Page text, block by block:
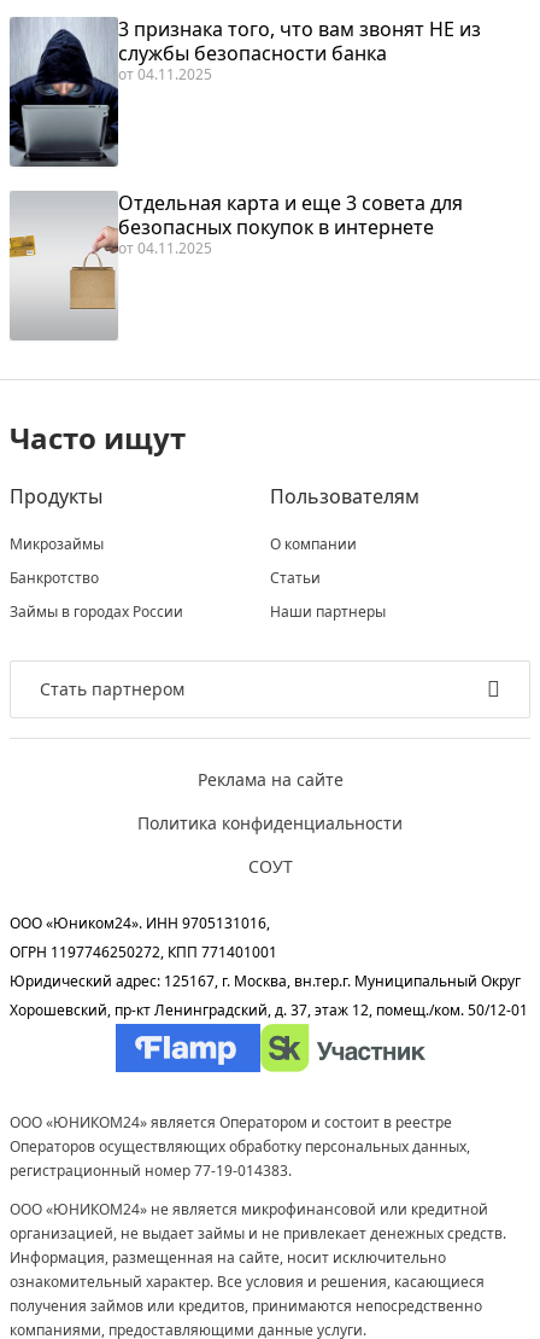
3 признака того, что вам звонят НЕ из
службы безопасности банка
от04.11.2025
Отдельная карта и еще 3 совета для
безопасных покупок в интернете
от04.11.2025
Часто ищут
Продукты
Микрозаймы
Банкротство
Займы в городах России
Пользователям
О компании
Статьи
Наши партнеры
Стать партнером
Реклама на сайте
Политика конфиденциальности
СОУТ
ООО «Юником24». ИНН 9705131016,
ОГРН 1197746250272, КПП 771401001
Юридический адрес: 125167, г. Москва, вн.тер.г. Муниципальный Округ
Хорошевский, пр-кт Ленинградский, д. 37, этаж 12, помещ./ком. 50/12-01
ООО «ЮНИКОМ24» является Оператором и состоит в реестре
Операторов осуществляющих обработку персональных данных,
регистрационный номер 77-19-014383.
ООО «ЮНИКОМ24» не является микрофинансовой или кредитной
организацией, не выдает займы и не привлекает денежных средств.
Информация, размещенная на сайте, носит исключительно
ознакомительный характер. Все условия и решения, касающиеся
получения займов или кредитов, принимаются непосредственно
компаниями, предоставляющими данные услуги.